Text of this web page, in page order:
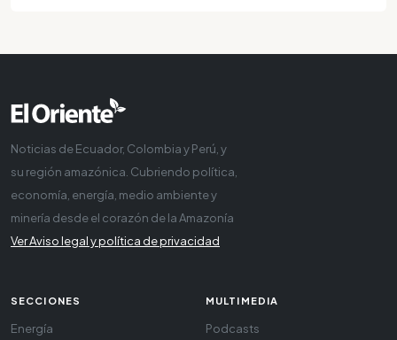
Noticias de Ecuador, Colombia y Perú, y
su región amazónica. Cubriendo política,
economía, energía, medio ambiente y
minería desde el corazón de la Amazonía
Ver Aviso legal y política de privacidad
SECCIONES
Energía
MULTIMEDIA
Podcasts